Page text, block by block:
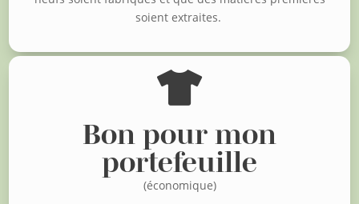
soient extraites.

Bon pour mon
portefeuille
(économique)